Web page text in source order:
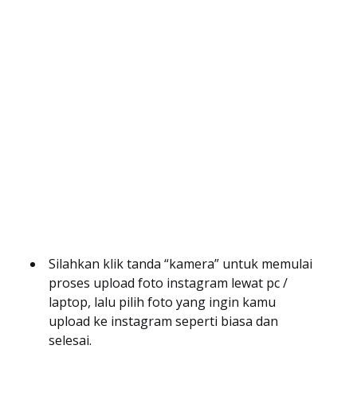
Silahkan klik tanda “kamera” untuk memulai
proses upload foto instagram lewat pc /
laptop, lalu pilih foto yang ingin kamu
upload ke instagram seperti biasa dan
selesai.